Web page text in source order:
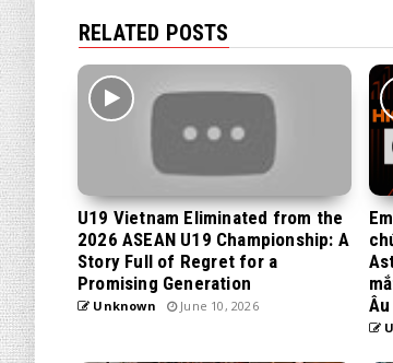
RELATED POSTS
U19 Vietnam Eliminated from the
2026 ASEAN U19 Championship: A
Story Full of Regret for a
Promising Generation
Unknown June 10, 2026
Âu